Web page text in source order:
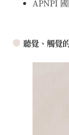
APNPI
聽覺、觸覺